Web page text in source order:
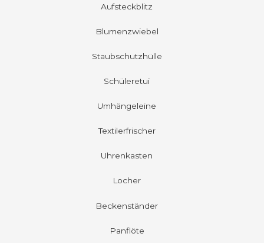
Aufsteckblitz
Blumenzwiebel
Staubschutzhülle
Schüleretui
Umhängeleine
Textilerfrischer
Uhrenkasten
Locher
Beckenständer
Panflöte